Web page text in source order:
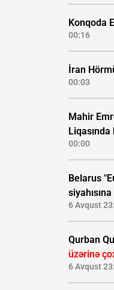
Konqoda
00:16
İran
00:03
Mahir
00:00
Belarus
6 Avqust
Qurban
üzərinə
6 Avqust